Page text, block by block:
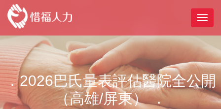
．2026巴氏量表評估醫院全公開
（高雄/屏東） ．